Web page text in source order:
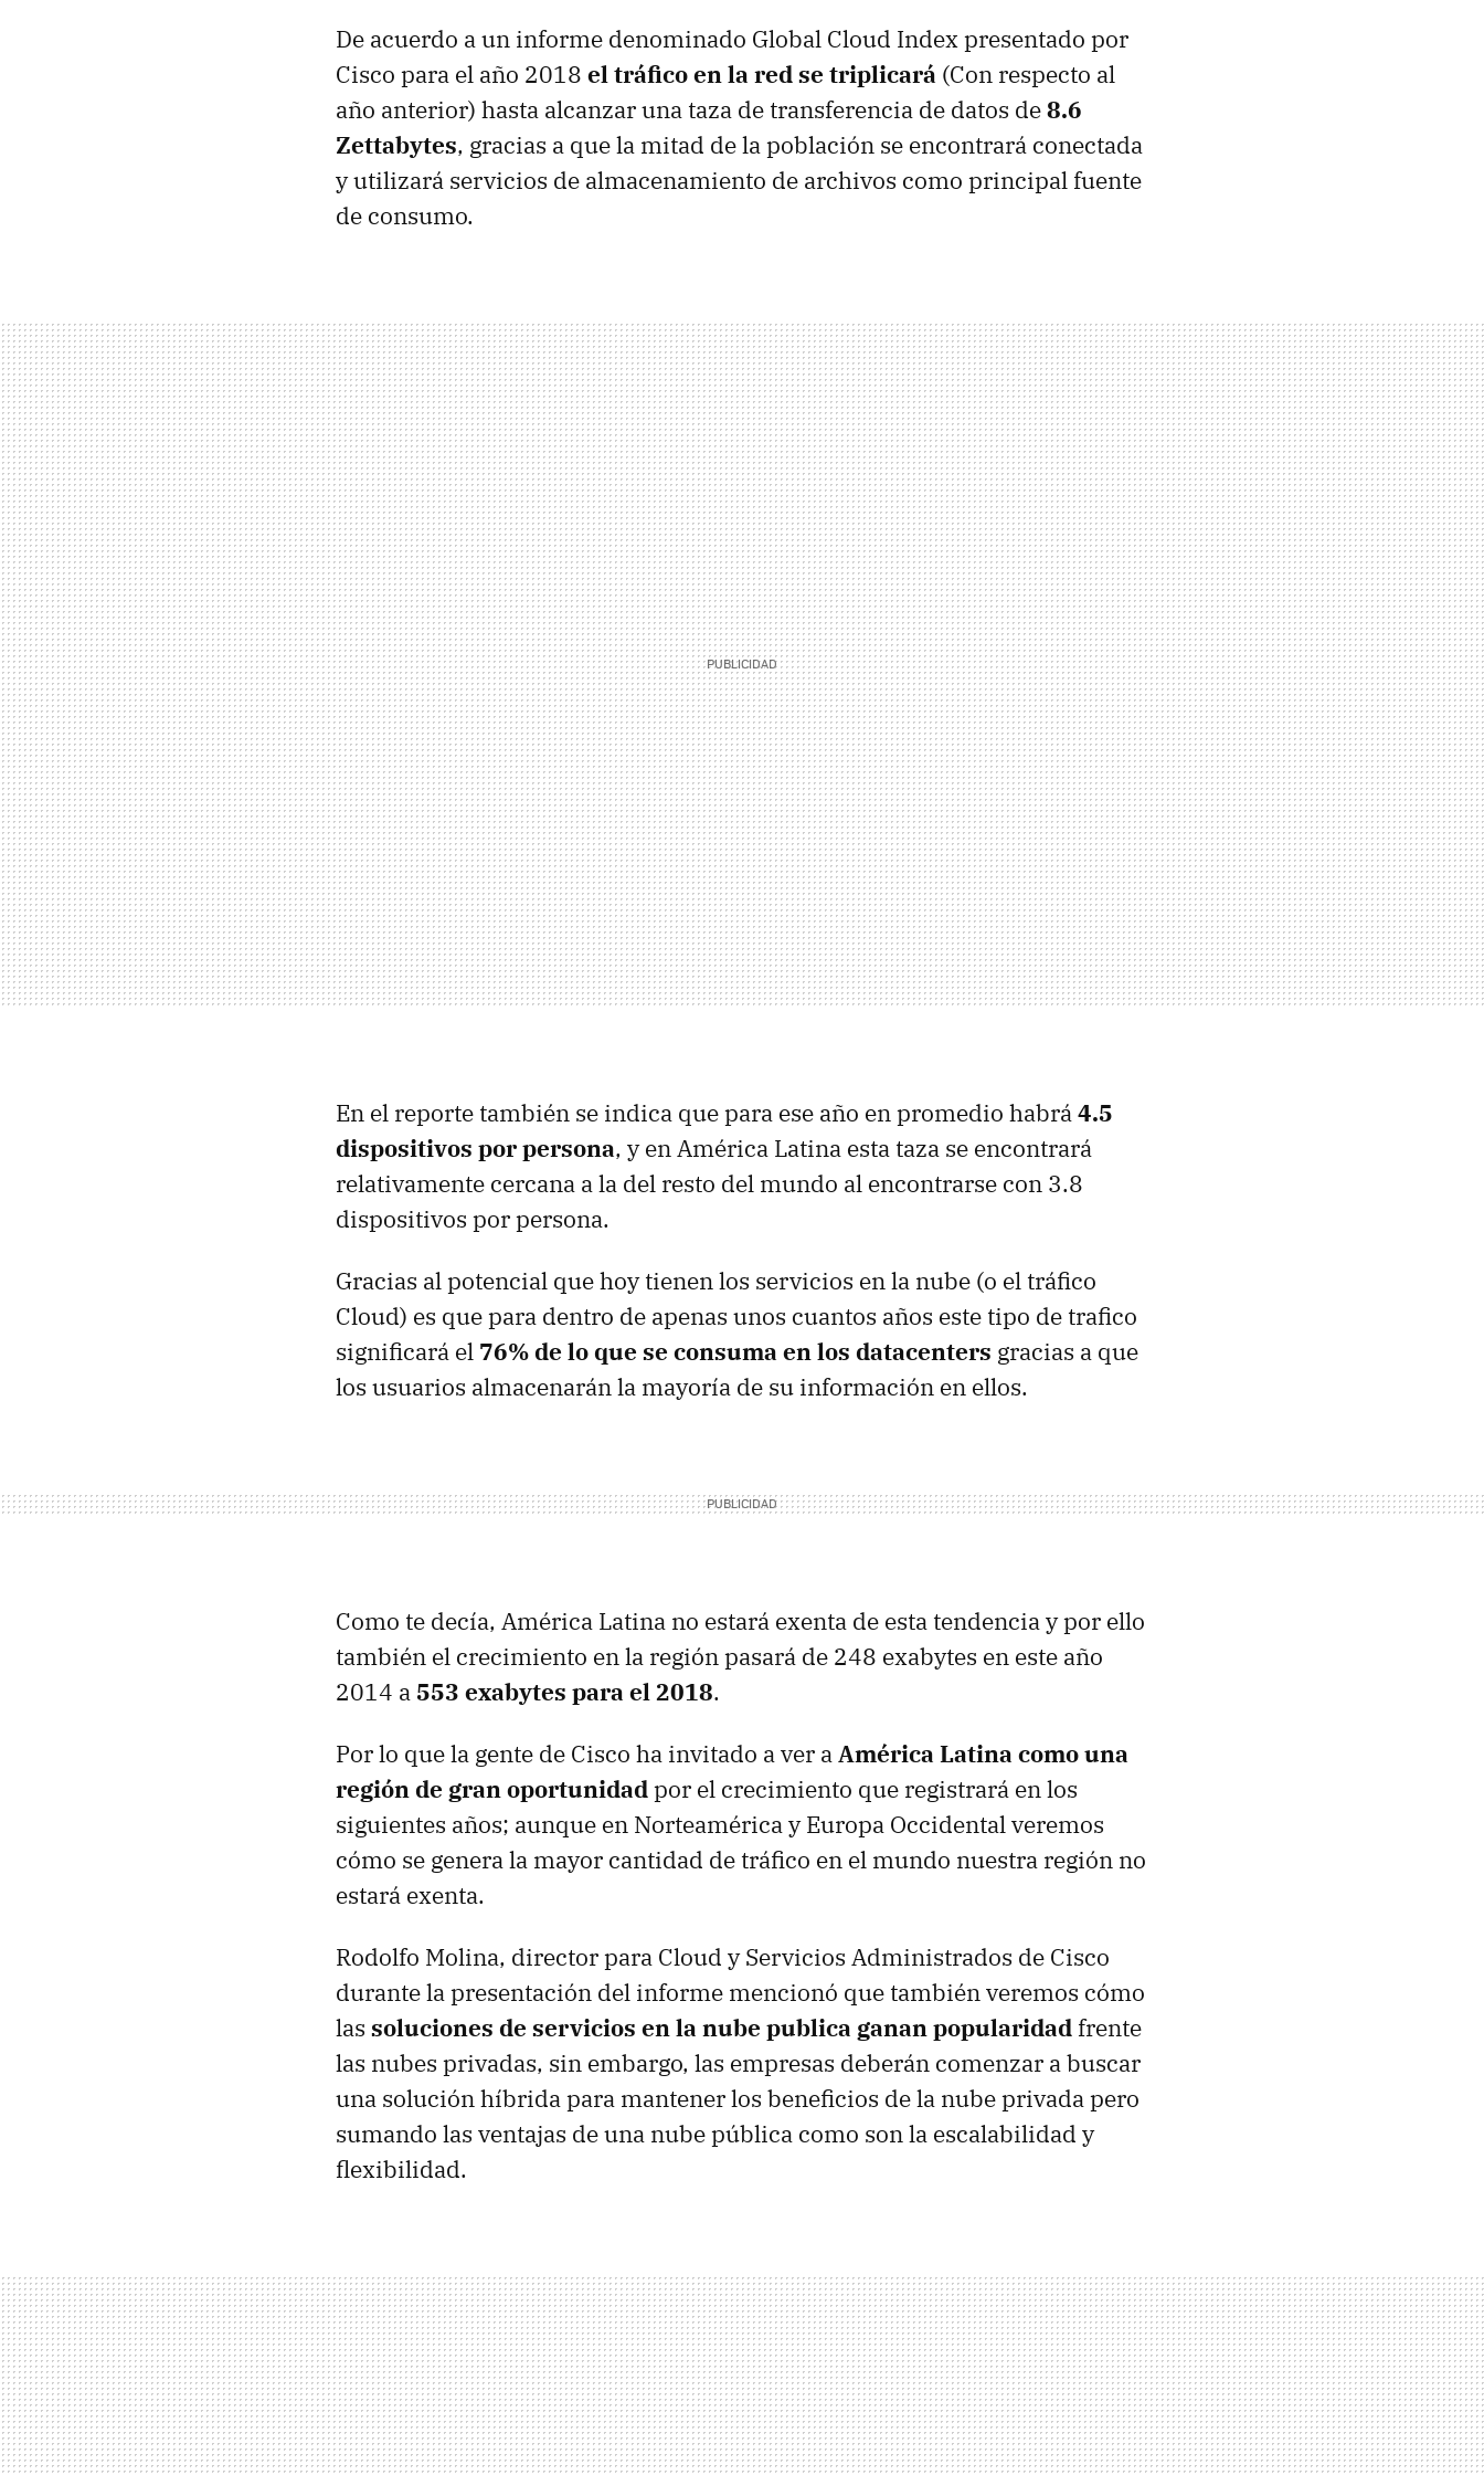
De acuerdo a un informe denominado Global Cloud Index presentado por
Cisco para el año 2018 el tráfico en la red se triplicará (Con respecto al
año anterior) hasta alcanzar una taza de transferencia de datos de8.6
Zettabytes, gracias a que la mitad de la población se encontrará conectada
y utilizará servicios de almacenamiento de archivos como principal fuente
de consumo.
En el reporte también se indica que para ese año en promedio habrá4.5
dispositivos por persona, y en América Latina esta taza se encontrará
relativamente cercana a la del resto del mundo al encontrarse con 3.8
dispositivos por persona.
Gracias al potencial que hoy tienen los servicios en la nube (o el tráfico
Cloud) es que para dentro de apenas unos cuantos años este tipo de trafico
significará el 76% de lo que se consuma en los datacenters gracias a que
los usuarios almacenarán la mayoría de su información en ellos.
Como te decía, América Latina no estará exenta de esta tendencia y por ello
también el crecimiento en la región pasará de 248 exabytes en este año
2014 a 553 exabytes para el 2018.
Por lo que la gente de Cisco ha invitado a ver aAmérica Latina como una
región de gran oportunidadpor el crecimiento que registrará en los
siguientes años; aunque en Norteamérica y Europa Occidental veremos
cómo se genera la mayor cantidad de tráfico en el mundo nuestra región no
estará exenta.
Rodolfo Molina, director para Cloud y Servicios Administrados de Cisco
durante la presentación del informe mencionó que también veremos cómo
las soluciones de servicios en la nube publica ganan popularidad frente
las nubes privadas, sin embargo, las empresas deberán comenzar a buscar
una solución híbrida para mantener los beneficios de la nube privada pero
sumando las ventajas de una nube pública como son la escalabilidad y
flexibilidad.